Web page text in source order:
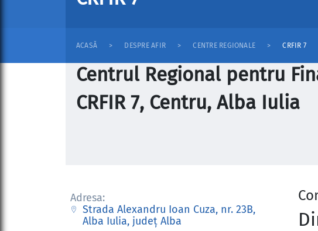
ACASĂ DESPRE AFIR CENTRE REGIONALE CRFIR 7
Centrul Regional pentru
CRFIR 7, Centru, Alba Iulia
Adresa:
Strada Alexandru Ioan Cuza, nr. 23B,
Alba Iulia, judeţ Alba